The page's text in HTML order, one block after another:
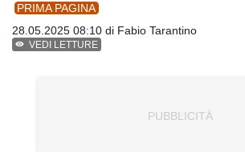
PRIMA PAGINA
28.05.2025 08:10 di Fabio Tarantino
VEDI LETTURE